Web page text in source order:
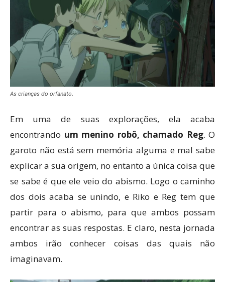
As crianças do orfanato.
Em uma de suas explorações, ela acaba
encontrando um menino robô, chamado Reg. O
garoto não está sem memória alguma e mal sabe
explicar a sua origem, no entanto a única coisa que
se sabe é que ele veio do abismo. Logo o caminho
dos dois acaba se unindo, e Riko e Reg tem que
partir para o abismo, para que ambos possam
encontrar as suas respostas. E claro, nesta jornada
ambos irão conhecer coisas das quais não
imaginavam.